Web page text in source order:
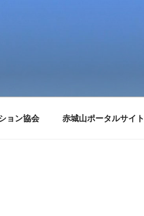
ョン協会 赤城山ポータルサイト